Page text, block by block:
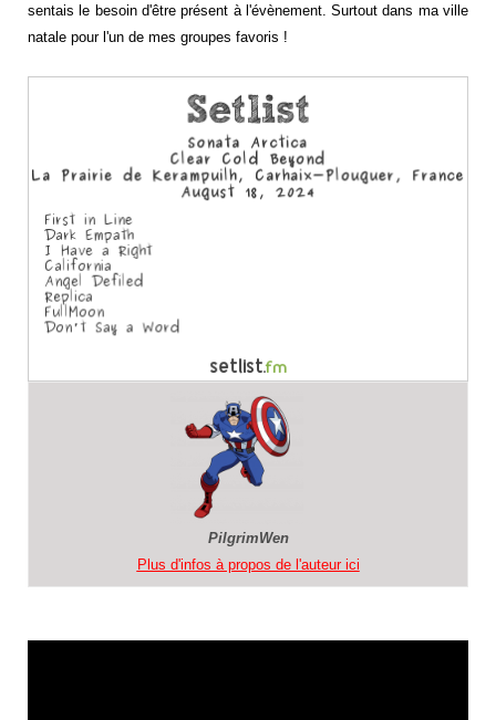
sentais le besoin d'être présent à l'évènement. Surtout dans ma ville
natale pour l'un de mes groupes favoris !
PilgrimWen
Plus d'infos à propos de l'auteur ici